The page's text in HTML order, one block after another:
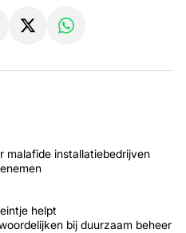
malafide installatiebedrijven
helpt
bij duurzaam beheer